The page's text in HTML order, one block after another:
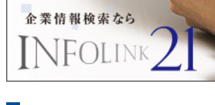
フリーダイヤル 0120-55-9986
受付時間 平日9：00～17：00